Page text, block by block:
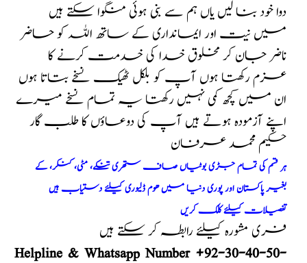
دوا خود بنا لیں یاں ہم سے بنی ہوئی منگوا سکتے ہیں
میں نیت اور ایمانداری کے ساتھ اللہ کو حاضر
ناضر جان کر مخلوق خدا کی خدمت کرنے کا
عزم رکھتا ہوں آپ کو بلکل ٹھیک نسخے بتاتا ہوں
ان میں کچھ کمی نہیں رکھتا یہ تمام نسخے میرے
اپنے آزمودہ ہوتے ہیں آپ کی دوعاؤں کا طلب گار
حکیم محمد عرفان
ہر قسم کی تمام جڑی بوٹیاں صاف ستھری تنکے، مٹی، کنکر، کے
بغیر پاکستان اور پوری دنیا میں ھوم ڈلیوری کیلئے دستیاب ہیں
تفصیلات کیلئے کلک کریں
فری مشورہ کیلئے رابطہ کر سکتے ہیں
Helpline & Whatsapp Number +92-30-40-50-